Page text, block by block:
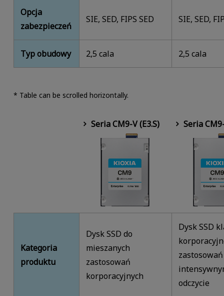
Opcja
zabezpieczeń
SIE, SED, FIPS SED SIE, SED,
Typ obudowy 2,5 cala 2,5 cala
* Table can be scrolled horizontally.
Seria CM9-V (E3.S) Seria
Kategoria
produktu
Dysk SSD do
mieszanych
zastosowań
korporacyjnych
Dysk SSD
odczycie